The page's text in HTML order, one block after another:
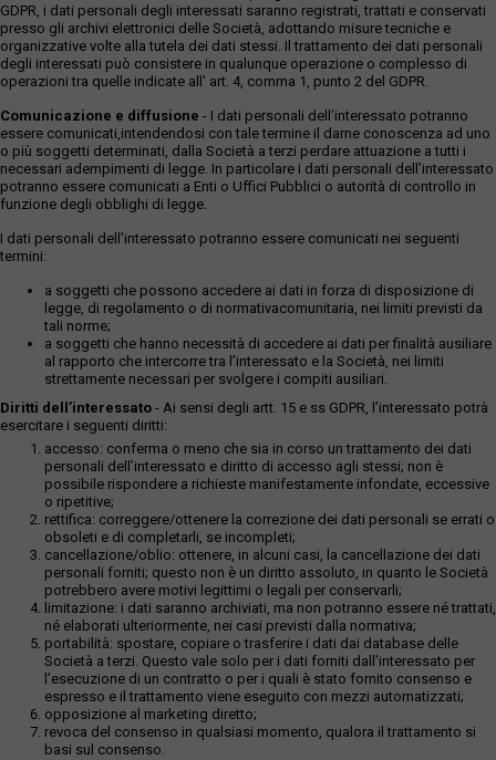
GDPR, i dati personali degli interessati saranno registrati, trattati e conservati
presso gli archivi elettronici delle Società, adottando misure tecniche e
organizzative volte alla tutela dei dati stessi. Il trattamento dei dati personali
degli interessati può consistere in qualunque operazione o complesso di
operazioni tra quelle indicate all' art. 4, comma 1, punto 2 del GDPR.
Comunicazione e diffusione - I dati personali dell’interessato potranno
essere comunicati,intendendosi con tale termine il darne conoscenza ad uno
o più soggetti determinati, dalla Società a terzi perdare attuazione a tutti i
necessari adempimenti di legge. In particolare i dati personali dell’interessato
potranno essere comunicati a Enti o Uffici Pubblici o autorità di controllo in
funzione degli obblighi di legge.
I dati personali dell’interessato potranno essere comunicati nei seguenti
termini:
a soggetti che possono accedere ai dati in forza di disposizione di
legge, di regolamento o di normativacomunitaria, nei limiti previsti da
tali norme;
a soggetti che hanno necessità di accedere ai dati per finalità ausiliare
al rapporto che intercorre tra l’interessato e la Società, nei limiti
strettamente necessari per svolgere i compiti ausiliari.
Diritti dell’interessato - Ai sensi degli artt. 15 e ss GDPR, l’interessato potrà
esercitare i seguenti diritti:
accesso: conferma o meno che sia in corso un trattamento dei dati
personali dell’interessato e diritto di accesso agli stessi; non è
possibile rispondere a richieste manifestamente infondate, eccessive
o ripetitive;
rettifica: correggere/ottenere la correzione dei dati personali se errati o
obsoleti e di completarli, se incompleti;
cancellazione/oblio: ottenere, in alcuni casi, la cancellazione dei dati
personali forniti; questo non è un diritto assoluto, in quanto le Società
potrebbero avere motivi legittimi o legali per conservarli;
limitazione: i dati saranno archiviati, ma non potranno essere né trattati,
né elaborati ulteriormente, nei casi previsti dalla normativa;
portabilità: spostare, copiare o trasferire i dati dai database delle
Società a terzi. Questo vale solo per i dati forniti dall’interessato per
l’esecuzione di un contratto o per i quali è stato fornito consenso e
espresso e il trattamento viene eseguito con mezzi automatizzati;
opposizione al marketing diretto;
revoca del consenso in qualsiasi momento, qualora il trattamento si
basi sul consenso.